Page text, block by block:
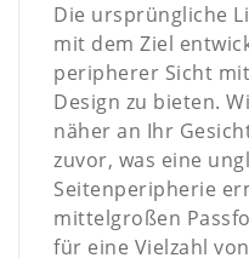
Die ursprüngliche
mit dem Ziel
peripherer Sicht
Design zu bieten.
näher an Ihr
zuvor, was eine
Seitenperipherie
mittelgroßen
für eine Vielzahl